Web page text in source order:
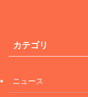
カテゴリ
ニュース